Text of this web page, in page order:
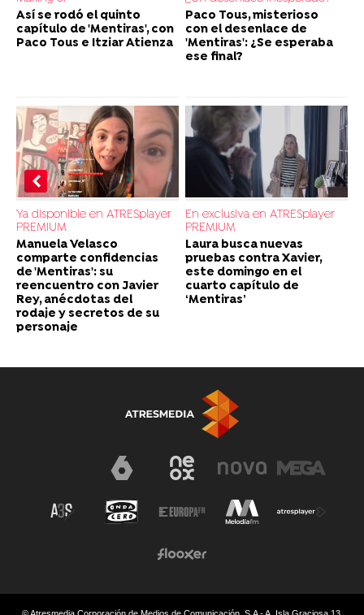
Así se rodó el quinto
capítulo de 'Mentiras', con
Paco Tous e Itziar Atienza
Paco Tous, misterioso
con el desenlace de
'Mentiras': ¿Se esperaba
ese final?
Ya disponible en ATRESplayer
PREMIUM
Manuela Velasco
comparte confidencias
de 'Mentiras': su
reencuentro con Javier
Rey, anécdotas del
rodaje y secretos de su
personaje
En exclusiva en ATRESplayer
PREMIUM
Laura busca nuevas
pruebas contra Xavier,
este domingo en el
cuarto capítulo de
‘Mentiras’